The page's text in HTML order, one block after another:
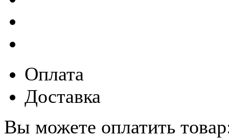
Оплата
Доставка
Вы можете оплатить